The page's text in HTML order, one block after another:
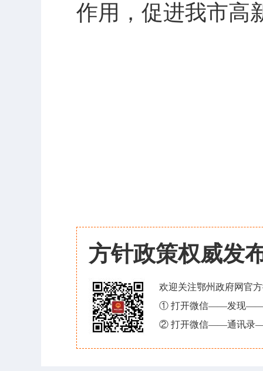
作用，促进我市高
方针政策权威发
欢迎关注鄂州政府网官
① 打开微信——发现——
② 打开微信——通讯录